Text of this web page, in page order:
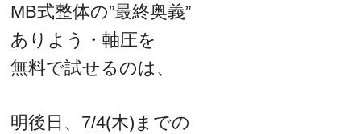
MB式整体の”最終奥義”
ありよう・軸圧を
無料で試せるのは、
明後日、7/4(木)までの